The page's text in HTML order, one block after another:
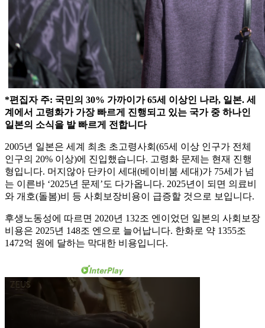
*편집자 주: 국민의 30% 가까이가 65세 이상인 나라, 일본. 세
계에서 고령화가 가장 빠르게 진행되고 있는 국가 중 하나인
일본의 소식을 발 빠르게 전합니다
2005년 일본은 세계 최초 초고령사회(65세 이상 인구가 전체
인구의 20% 이상)에 진입했습니다. 고령화 문제는 현재 진행
형입니다. 머지않아 단카이 세대(베이비붐 세대)가 75세가 넘
는 이른바 ‘2025년 문제’도 다가옵니다. 2025년이 되면 의료비
와 개호(돌봄)비 등 사회보장비용이 급증할 것으로 보입니다.
후생노동성에 따르면 2020년 132조 엔이었던 일본의 사회보장
비용은 2025년 148조 엔으로 늘어납니다. 한화로 약 1355조
1472억 원에 달하는 막대한 비용입니다.